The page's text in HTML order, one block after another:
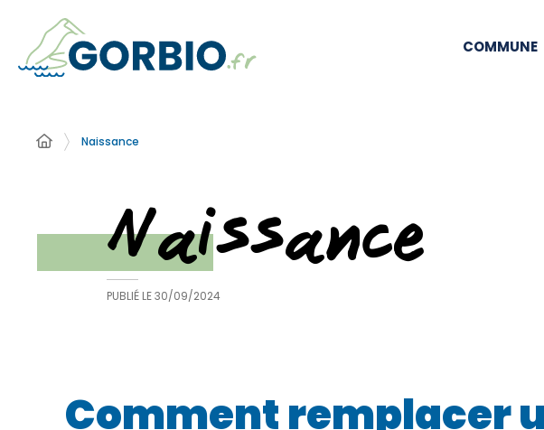
COMMUNE
Naissance
Naissance
PUBLIÉ LE30/09/2024
Comment remplacer